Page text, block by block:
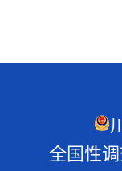
全国性